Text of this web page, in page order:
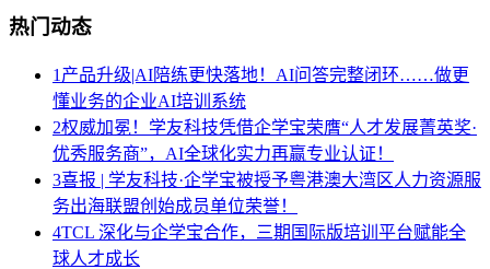
热门动态
1 产品升级|AI陪练更快落地！AI问答完整闭环……做更
懂业务的企业AI培训系统
2权威加冕！学友科技凭借企学宝荣膺“人才发展菁英奖·
优秀服务商”，AI全球化实力再赢专业认证！
3喜报 | 学友科技·企学宝被授予粤港澳大湾区人力资源服
务出海联盟创始成员单位荣誉！
4TCL 深化与企学宝合作，三期国际版培训平台赋能全
球人才成长